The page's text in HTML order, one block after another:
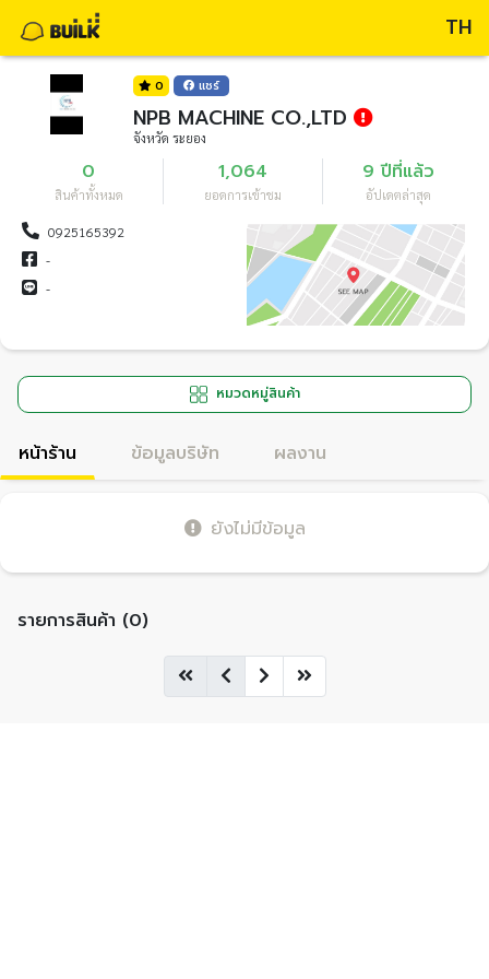
TH
0 แชร์
NPB MACHINE CO.,LTD
จังหวัด ระยอง
0
สินค้าทั้งหมด
1,064
ยอดการเข้าชม
9 ปีที่แล้ว
อัปเดตล่าสุด
0925165392
-
-
หมวดหมู่สินค้า
หน้าร้าน ข้อมูลบริษัท ผลงาน
ยังไม่มีข้อมูล
รายการสินค้า (0)